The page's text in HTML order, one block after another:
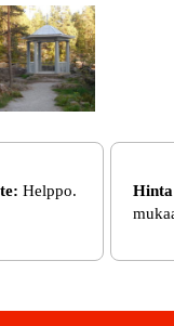
Helppo.